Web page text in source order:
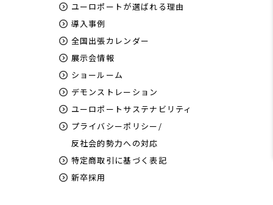
ユーロポートが選ばれる理由
導入事例
全国出張カレンダー
展示会情報
ショールーム
デモンストレーション
ユーロポートサステナビリティ
プライバシーポリシー/
反社会的勢力への対応
特定商取引に基づく表記
新卒採用